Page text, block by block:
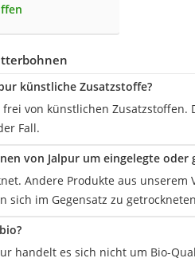
künstliche Zusatzstoffe?
von künstlichen Zusatzstoffen.
Fall.
von Jalpur um eingelegte oder
Andere Produkte aus
sich im Gegensatz zu
handelt es sich nicht um Bio-